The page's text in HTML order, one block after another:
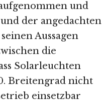
und
der angedachten
Aussagen
die
Solarleuchten
Breitengrad nicht
einsetzbar